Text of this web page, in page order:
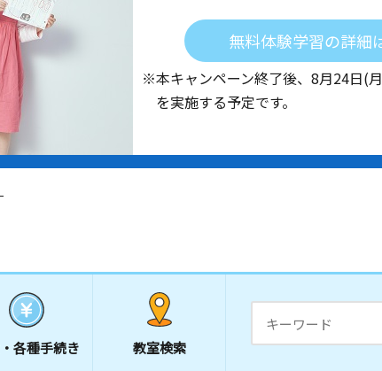
無料体験学習の詳細
※本キャンペーン終了後、 8月24日(
を実施する予定です。
各種手続き 教室検索